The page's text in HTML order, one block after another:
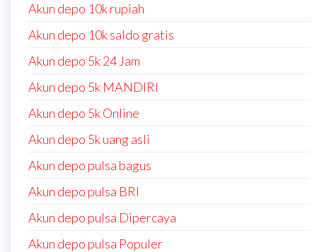
Akun depo 10k rupiah
Akun depo 10k saldo gratis
Akun depo 5k 24 Jam
Akun depo 5k MANDIRI
Akun depo 5k Online
Akun depo 5k uang asli
Akun depo pulsa bagus
Akun depo pulsa BRI
Akun depo pulsa Dipercaya
Akun depo pulsa Populer